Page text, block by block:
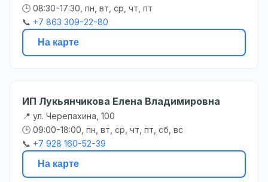
🕒 08:30-17:30, пн, вт, ср, чт, пт
📞 +7 863 309-22-80
На карте
ИП Лукьянчикова Елена Владимировна
📍 ул. Черепахина, 100
🕒 09:00-18:00, пн, вт, ср, чт, пт, сб, вс
📞 +7 928 160-52-39
На карте